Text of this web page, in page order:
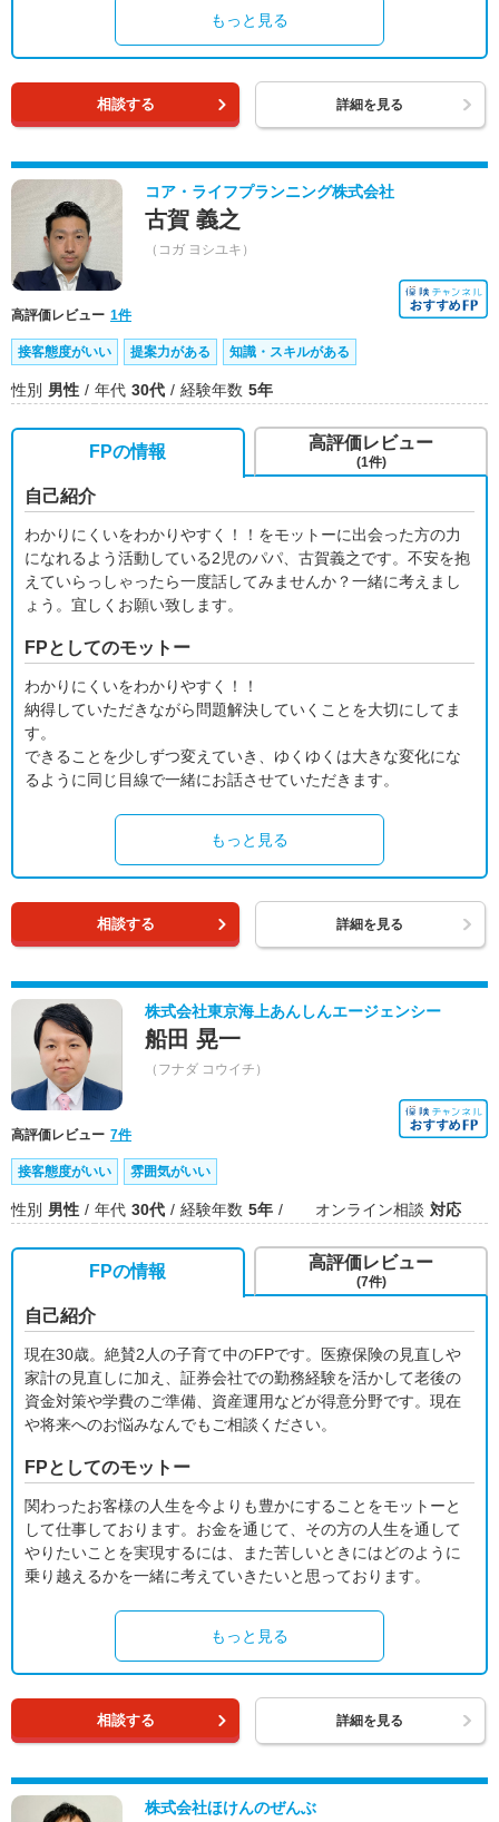
もっと見る
相談する 詳細を見る
コア・ライフプランニング株式会社
古賀 義之
（コガ ヨシユキ）
高評価レビュー 1件
接客態度がいい 提案力がある 知識・スキルがある
性別 男性 年代 30代 経験年数 5年
FPの情報
自己紹介
わかりにくいをわかりやすく！！をモットーに出会った方の力
になれるよう活動している2児のパパ、古賀義之です。不安を抱
えていらっしゃったら一度話してみませんか？一緒に考えまし
ょう。宜しくお願い致します。
FPとしてのモットー
わかりにくいをわかりやすく！！
納得していただきながら問題解決していくことを大切にしてま
す。
できることを少しずつ変えていき、ゆくゆくは大きな変化にな
るように同じ目線で一緒にお話させていただきます。
もっと見る
高評価レビュー
(1件)
相談する 詳細を見る
株式会社東京海上あんしんエージェンシー
船田 晃一
（フナダ コウイチ）
高評価レビュー 7件
接客態度がいい 雰囲気がいい
性別 男性 年代 30代 経験年数 5年 オンライン相談 対応
FPの情報
自己紹介
現在30歳。絶賛2人の子育て中のFPです。医療保険の見直しや
家計の見直しに加え、証券会社での勤務経験を活かして老後の
資金対策や学費のご準備、資産運用などが得意分野です。現在
や将来へのお悩みなんでもご相談ください。
FPとしてのモットー
関わったお客様の人生を今よりも豊かにすることをモットーと
して仕事しております。お金を通じて、その方の人生を通して
やりたいことを実現するには、また苦しいときにはどのように
乗り越えるかを一緒に考えていきたいと思っております。
もっと見る
高評価レビュー
(7件)
相談する 詳細を見る
株式会社ほけんのぜんぶ